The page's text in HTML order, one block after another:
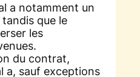
a notamment un
que le
les
du contrat,
a, sauf exceptions